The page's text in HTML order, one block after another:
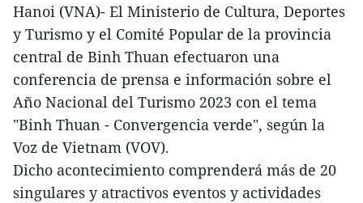
Hanoi (VNA)- El Ministerio de Cultura, Deportes
y Turismo y el Comité Popular de la provincia
central de Binh Thuan efectuaron una
conferencia de prensa e información sobre el
Año Nacional del Turismo 2023 con el tema
"Binh Thuan - Convergencia verde", según la
Voz de Vietnam (VOV).
Dicho acontecimiento comprenderá más de 20
singulares y atractivos eventos y actividades